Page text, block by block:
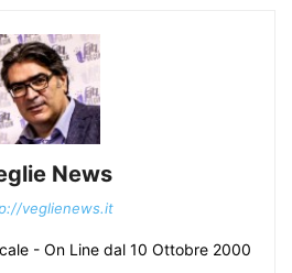
News
veglienews.it
- On Line dal 10 Ottobre 2000